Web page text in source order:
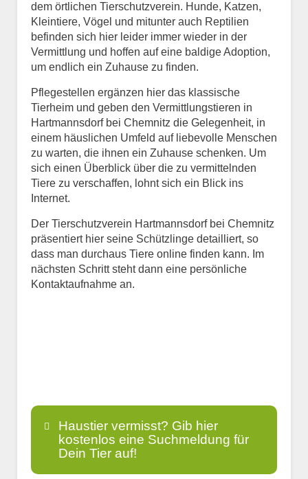
dem örtlichen Tierschutzverein. Hunde, Katzen,
Kleintiere, Vögel und mitunter auch Reptilien
befinden sich hier leider immer wieder in der
Vermittlung und hoffen auf eine baldige Adoption,
um endlich ein Zuhause zu finden.
Pflegestellen ergänzen hier das klassische
Tierheim und geben den Vermittlungstieren in
Hartmannsdorf bei Chemnitz die Gelegenheit, in
einem häuslichen Umfeld auf liebevolle Menschen
zu warten, die ihnen ein Zuhause schenken. Um
sich einen Überblick über die zu vermittelnden
Tiere zu verschaffen, lohnt sich ein Blick ins
Internet.
Der Tierschutzverein Hartmannsdorf bei Chemnitz
präsentiert hier seine Schützlinge detailliert, so
dass man durchaus Tiere online finden kann. Im
nächsten Schritt steht dann eine persönliche
Kontaktaufnahme an.
Haustier vermisst? Gib hier
kostenlos eine Suchmeldung für
Dein Tier auf!